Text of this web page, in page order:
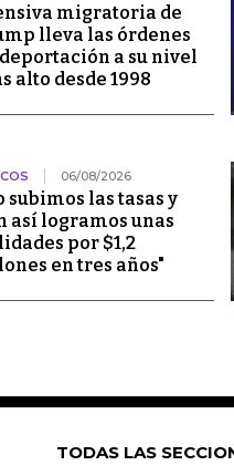
migratoria de
lleva las órdenes
a su nivel
alto desde 1998
06/08/2026
subimos las tasas y
así logramos unas
por $1,2
en tres años"
TODAS LAS